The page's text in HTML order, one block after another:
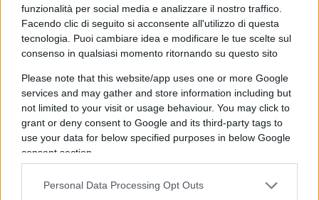
funzionalità per social media e analizzare il nostro traffico.
Facendo clic di seguito si acconsente all'utilizzo di questa
tecnologia. Puoi cambiare idea e modificare le tue scelte sul
consenso in qualsiasi momento ritornando su questo sito
Please note that this website/app uses one or more Google
services and may gather and store information including but
not limited to your visit or usage behaviour. You may click to
grant or deny consent to Google and its third-party tags to
use your data for below specified purposes in below Google
consent section.
Personal Data Processing Opt Outs
Ceuta, l’altra faccia
dell’invasione: “Mi sono
trovata un migrante in
mutande nel letto”